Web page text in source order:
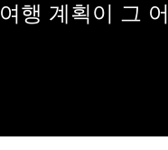
여행 계획이 그